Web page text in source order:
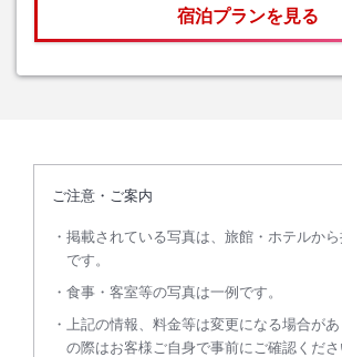
宿泊プランを見る
ご注意・ご案内
掲載されている写真は、旅館・ホテルか
です。
食事・客室等の写真は一例です。
上記の情報、料金等は変更になる場合が
の際はお客様ご自身で事前にご確認くださ